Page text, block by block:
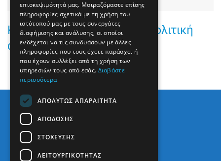
Kontra24: Στο «κόκκινο» η πολιτική
αντιπαράθεση
επισκεψιμότητά μας. Μοιραζόμαστε επίσης
πληροφορίες σχετικά με τη χρήση του
ιστότοπού μας με τους συνεργάτες
διαφήμισης και ανάλυσης, οι οποίοι
ενδέχεται να τις συνδυάσουν με άλλες
πληροφορίες που τους έχετε παράσχει ή
που έχουν συλλέξει από τη χρήση των
υπηρεσιών τους από εσάς. Διαβάστε
περισσότερα
ΑΠΟΛΎΤΩΣ ΑΠΑΡΑΊΤΗΤΑ
ΑΠΌΔΟΣΗΣ
ΣΤΌΧΕΥΣΗΣ
ΛΕΙΤΟΥΡΓΙΚΌΤΗΤΑΣ